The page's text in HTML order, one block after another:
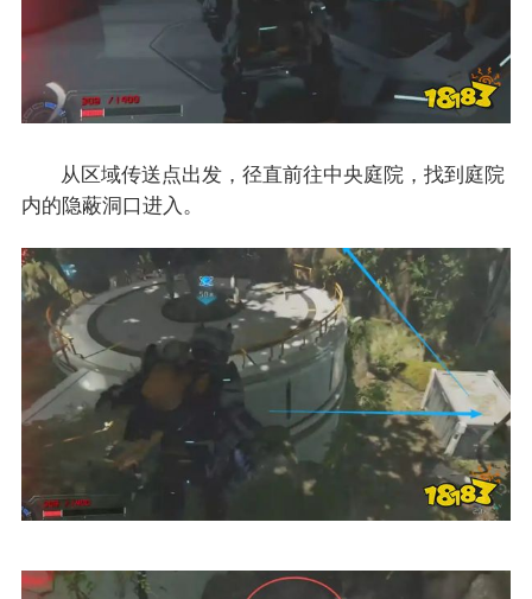
从区域传送点出发，径直前往中央庭院，找到庭院
内的隐蔽洞口进入。